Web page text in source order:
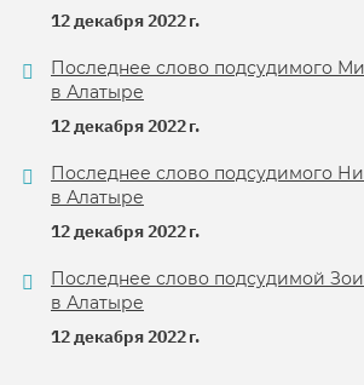
12 декабря 2022 г.
Последнее слово подсудимого
в Алатыре
12 декабря 2022 г.
Последнее слово подсудимого
в Алатыре
12 декабря 2022 г.
Последнее слово подсудимой
в Алатыре
12 декабря 2022 г.